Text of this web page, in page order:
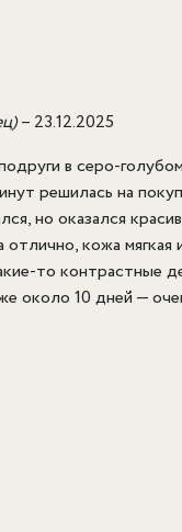
– 23.12.2025
в серо-
решилась на
но оказался
кожа
то контрастные
около 10 дней —